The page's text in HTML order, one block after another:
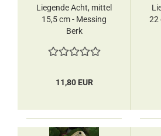
Liegende Acht, mittel
15,5 cm - Messing
Berk
11,80 EUR
22